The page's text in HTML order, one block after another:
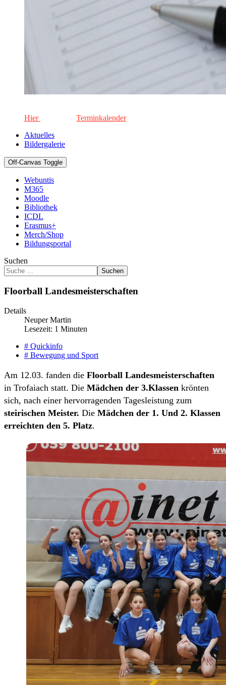
Hier
Terminkalender
Aktuelles
Bildergalerie
Off-Canvas Toggle
Webuntis
M365
Moodle
Bibliothek
ICDL
Erasmus+
Merch/Shop
Bildungsportal
Suchen
Suchen
Floorball Landesmeisterschaften
Details
Neuper Martin
Lesezeit: 1 Minuten
# Quickinfo
# Bewegung und Sport
Am 12.03. fanden die Floorball Landesmeisterschaften
in Trofaiach statt. Die Mädchen der 3.Klassen krönten
sich, nach einer hervorragenden Tagesleistung zum
steirischen Meister. Die Mädchen der 1. Und 2. Klassen
erreichten den 5. Platz.